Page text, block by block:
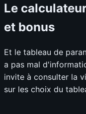
Le
et bonus
Et le tableau de
a pas mal
invite à consulter la
sur les choix du